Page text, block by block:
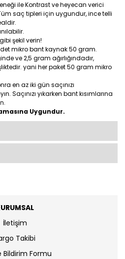
ile Kontrast ve heyecan verici
saç tipleri için uygundur, ince telli
şekil verin!
mikro bant kaynak 50 gram.
ve 2,5 gram ağırlığındadır,
yani her paket 50 gram mikro
en az iki gün saçınızı
Saçınızı yıkarken bant kısımlarına
Uygundur.
İletişim
Takibi
Bildirim Formu